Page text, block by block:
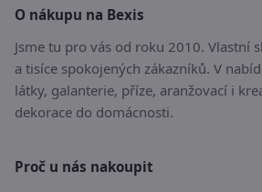
O nákupu na Bexis
Jsme tu pro vás od roku 2010. Vlastní
a tisíce spokojených zákazníků. V
látky, galanterie, příze, aranžovací i
dekorace do domácnosti.
Proč u nás nakoupit